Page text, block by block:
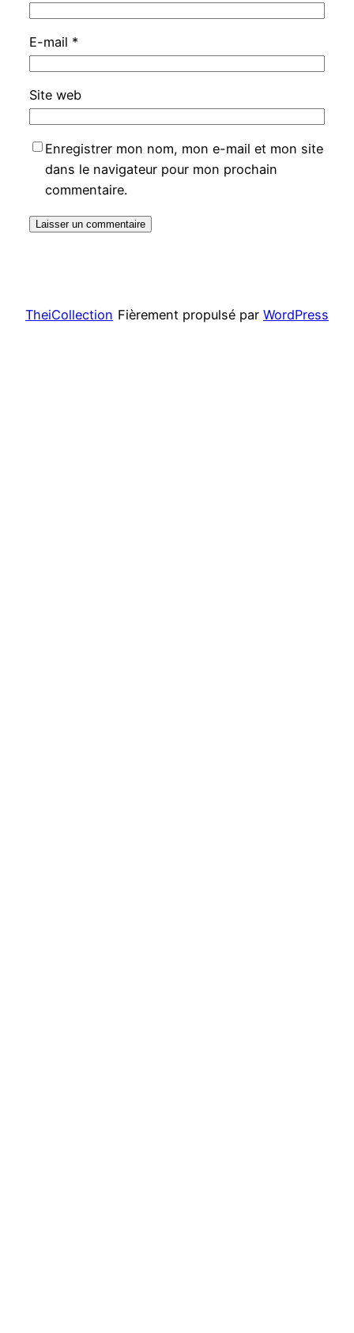
E-mail *
Site web
Enregistrer mon nom, mon e-mail et mon site
dans le navigateur pour mon prochain
commentaire.
TheiCollection Fièrement propulsé par WordPress